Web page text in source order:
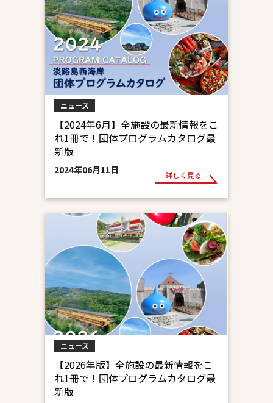
ニュース
【2024年6月】全施設の最新情報をこ
れ1冊で！団体プログラムカタログ最
新版
2024年06月11日 詳しく見る
ニュース
【2026年版】全施設の最新情報をこ
れ1冊で！団体プログラムカタログ最
新版